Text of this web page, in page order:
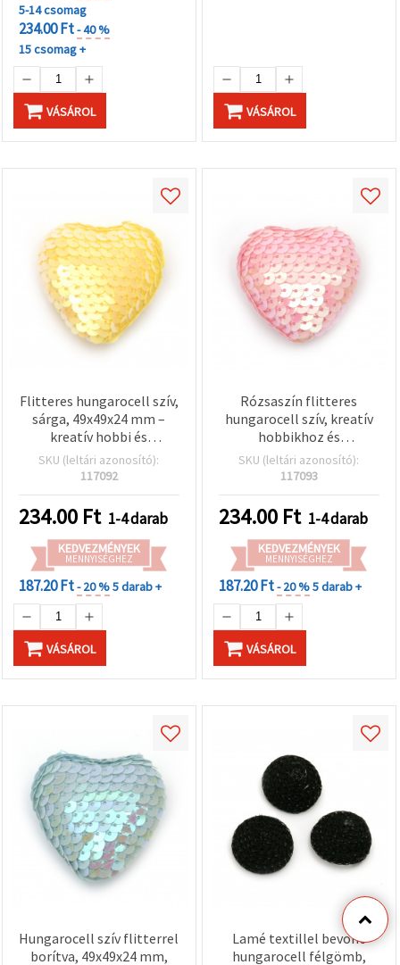
5-14 csomag
234.00 Ft- 40 %
15 csomag +
VÁSÁROL VÁSÁROL
Flitteres hungarocell szív,
sárga, 49x49x24 mm –
kreatív hobbi és
dekorációs kiegészítő
SKU (leltári azonosító):
117092
234.00 Ft 1-4 darab
KEDVEZMÉNYEK
MENNYISÉGHEZ
187.20 Ft- 20 %5 darab +
VÁSÁROL
Rózsaszín flitteres
hungarocell szív, kreatív
hobbikhoz és
dekorációhoz,
38~47×38~47×21~24 mm
SKU (leltári azonosító):
117093
234.00 Ft 1-4 darab
KEDVEZMÉNYEK
MENNYISÉGHEZ
187.20 Ft- 20 %5 darab +
VÁSÁROL
Hungarocell szív flitterrel
borítva, 49x49x24 mm,
Lamé textillel bevont
hungarocell félgömb,